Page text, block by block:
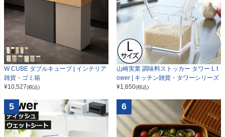
W CUBE ダブルキューブ | インテリア
雑貨・ゴミ箱
¥10,527(税込)
山崎実業 調味料ストッカー タワー L t
ower | キッチン雑貨・タワーシリーズ
¥1,650(税込)
5 6